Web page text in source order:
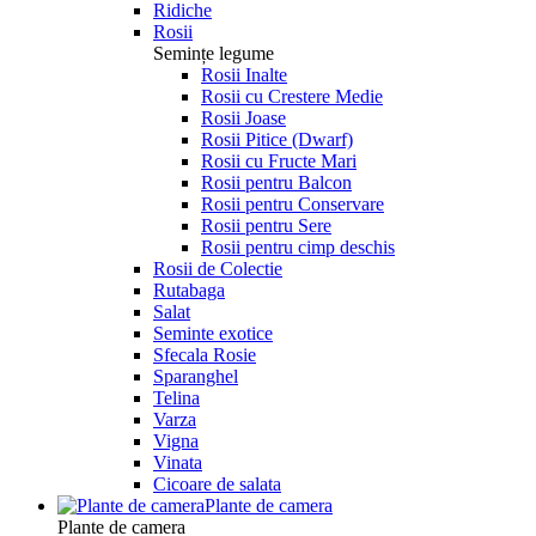
Ridiche
Rosii
Semințe legume
Rosii Inalte
Rosii cu Crestere Medie
Rosii Joase
Rosii Pitice (Dwarf)
Rosii cu Fructe Mari
Rosii pentru Balcon
Rosii pentru Conservare
Rosii pentru Sere
Rosii pentru cimp deschis
Rosii de Colectie
Rutabaga
Salat
Seminte exotice
Sfecala Rosie
Sparanghel
Telina
Varza
Vigna
Vinata
Сicoare de salata
Plante de camera
Plante de camera